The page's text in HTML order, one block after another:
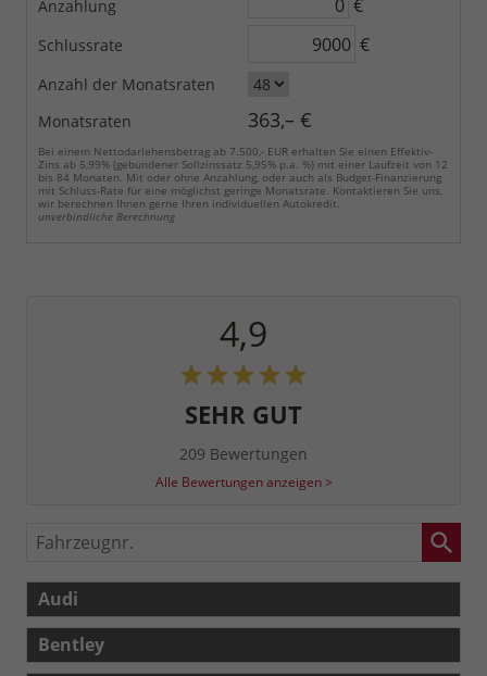
Anzahlung €
Schlussrate €
Anzahl der Monatsraten
Monatsraten
363,– €
Bei einem Nettodarlehensbetrag ab 7.500,- EUR erhalten Sie einen Effektiv-
Zins ab 5,99% (gebundener Sollzinssatz 5,95% p.a. %) mit einer Laufzeit von 12
bis 84 Monaten. Mit oder ohne Anzahlung, oder auch als Budget-Finanzierung
mit Schluss-Rate für eine möglichst geringe Monatsrate. Kontaktieren Sie uns,
wir berechnen Ihnen gerne Ihren individuellen Autokredit.
unverbindliche Berechnung
4,9
SEHR GUT
209 Bewertungen
Alle Bewertungen anzeigen >
Fahrzeugnr.
Audi
Bentley